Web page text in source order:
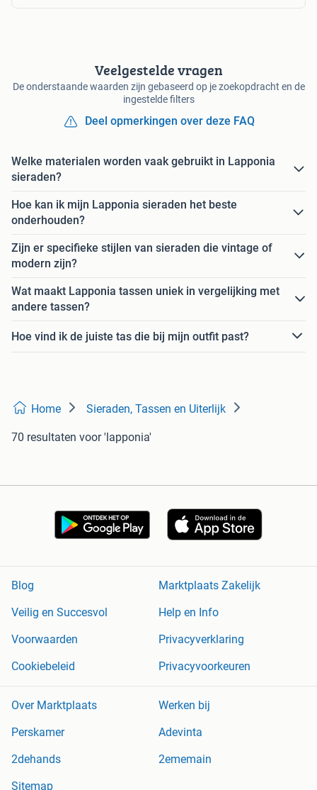
Veelgestelde vragen
De onderstaande waarden zijn gebaseerd op je zoekopdracht en de
ingestelde filters
Deel opmerkingen over deze FAQ
Welke materialen worden vaak gebruikt in Lapponia
sieraden?
Hoe kan ik mijn Lapponia sieraden het beste
onderhouden?
Zijn er specifieke stijlen van sieraden die vintage of
modern zijn?
Wat maakt Lapponia tassen uniek in vergelijking met
andere tassen?
Hoe vind ik de juiste tas die bij mijn outfit past?
Home Sieraden, Tassen en Uiterlijk
70 resultaten voor 'lapponia'
Blog
Marktplaats Zakelijk
Veilig en Succesvol
Help en Info
Voorwaarden
Privacyverklaring
Cookiebeleid
Privacyvoorkeuren
Over Marktplaats
Werken bij
Perskamer
Adevinta
2dehands
2ememain
Sitemap